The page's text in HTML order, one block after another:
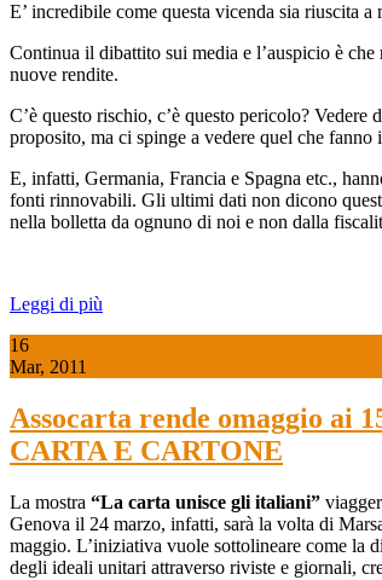
E’ incredibile come questa vicenda sia riuscita
Continua il dibattito sui media e l’auspicio è
nuove rendite.
C’è questo rischio, c’è questo pericolo?
proposito, ma ci spinge a vedere quel che fanno
E, infatti, Germania, Francia e Spagna etc.,
fonti rinnovabili. Gli ultimi dati non dicono
nella bolletta da ognuno di noi e non dalla
Leggi di più
16
Mar, 2011
Assocarta rende omaggio
CARTA E CARTONE
La mostra “La carta unisce gli italiani”
Genova il 24 marzo, infatti, sarà la volta di
maggio. L’iniziativa vuole sottolineare come la
degli ideali unitari attraverso riviste e giornali,